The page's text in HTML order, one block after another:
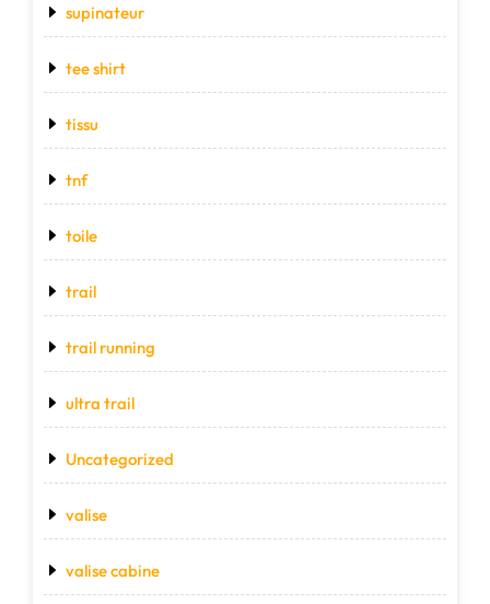
supinateur
tee shirt
tissu
tnf
toile
trail
trail running
ultra trail
Uncategorized
valise
valise cabine